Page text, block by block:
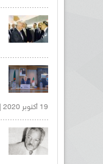
19 أكتوبر 2020 |